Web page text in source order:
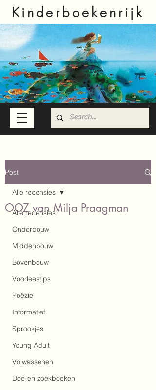
Kinderboekenrijk
Post
Alle recensies
Onderbouw
Middenbouw
Bovenbouw
Voorleestips
Poëzie
Informatief
Sprookjes
Young Adult
Volwassenen
Doe-en zoekboeken
Alle recensies
OOZ van Milja Praagman